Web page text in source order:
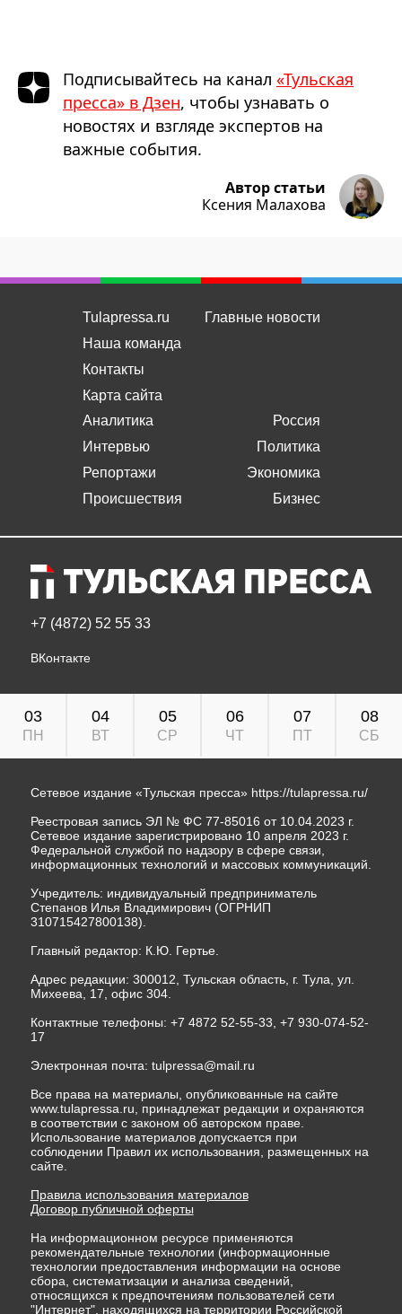
Подписывайтесь на канал «Тульская
пресса» в Дзен, чтобы узнавать о
новостях и взгляде экспертов на
важные события.
Автор статьи
Ксения Малахова
Tulapressa.ru
Наша команда
Контакты
Карта сайта
Главные новости
Аналитика
Интервью
Репортажи
Происшествия
Россия
Политика
Экономика
Бизнес
+7 (4872) 52 55 33
ВКонтакте
03
ПН
04
ВТ
05
СР
06
ЧТ
07
ПТ
08
СБ
Сетевое издание «Тульская пресса» https://tulapressa.ru/
Реестровая запись ЭЛ № ФС 77-85016 от 10.04.2023 г.
Сетевое издание зарегистрировано 10 апреля 2023 г.
Федеральной службой по надзору в сфере связи,
информационных технологий и массовых коммуникаций.
Учредитель: индивидуальный предприниматель
Степанов Илья Владимирович (ОГРНИП
310715427800138).
Главный редактор: К.Ю. Гертье.
Адрес редакции: 300012, Тульская область, г. Тула, ул.
Михеева, 17, офис 304.
Контактные телефоны: +7 4872 52-55-33, +7 930-074-52-
17
Электронная почта: tulpressa@mail.ru
Все права на материалы, опубликованные на сайте
www.tulapressa.ru, принадлежат редакции и охраняются
в соответствии с законом об авторском праве.
Использование материалов допускается при
соблюдении Правил их использования, размещенных на
сайте.
Правила использования материалов
Договор публичной оферты
На информационном ресурсе применяются
рекомендательные технологии (информационные
технологии предоставления информации на основе
сбора, систематизации и анализа сведений,
относящихся к предпочтениям пользователей сети
"Интернет", находящихся на территории Российской